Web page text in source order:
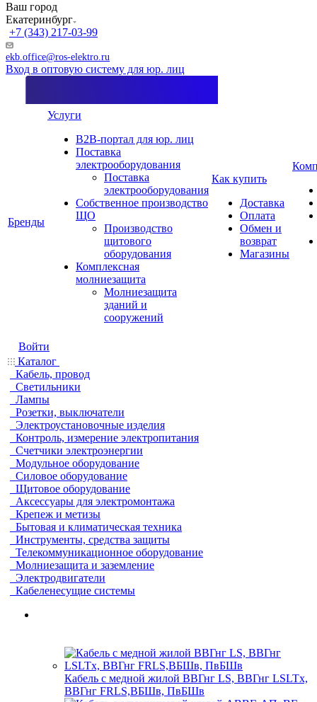
Ваш город
Екатеринбург
+7 (343) 217-03-99
ekb.office@ros-elektro.ru
Вход в оптовую систему для юр. лиц
Бренды
Услуги
B2B-портал для юр. лиц
Поставка
электрооборудования
Поставка
электрооборудования
Собственное производство
ЩО
Производство
щитового
оборудования
Комплексная
молниезащита
Молниезащита
зданий и
сооружений
Как купить
Доставка
Оплата
Обмен и
возврат
Магазины
Войти
Каталог
Кабель, провод
Светильники
Лампы
Розетки, выключатели
Электроустановочные изделия
Контроль, измерение электропитания
Счетчики электроэнергии
Модульное оборудование
Силовое оборудование
Щитовое оборудование
Аксессуары для электромонтажа
Крепеж и метизы
Бытовая и климатическая техника
Инструменты, средства защиты
Телекоммуникационное оборудование
Молниезащита и заземление
Электродвигатели
Кабеленесущие системы
Кабель с медной жилой ВВГнг LS, ВВГнг LSLTx,
ВВГнг FRLS,ВБШв, ПвБШв